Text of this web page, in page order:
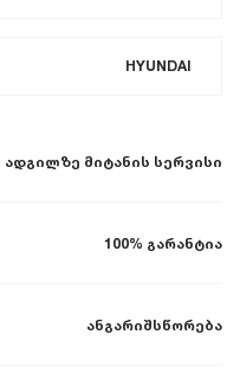
HYUNDAI
ადგილზე მიტანის სერვისი
100% გარანტია
ანგარიშსწორება